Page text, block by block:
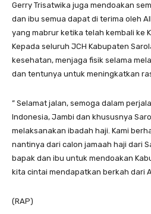
Gerry Trisatwika juga mendoakan
dan ibu semua dapat di terima oleh
yang mabrur ketika telah kembali ke
Kepada seluruh JCH Kabupaten
kesehatan, menjaga fisik selama
dan tentunya untuk meningkatkan
” Selamat jalan, semoga dalam
Indonesia, Jambi dan khususnya
melaksanakan ibadah haji. Kami
nantinya dari calon jamaah haji dari
bapak dan ibu untuk mendoakan
kita cintai mendapatkan berkah dari
(RAP)